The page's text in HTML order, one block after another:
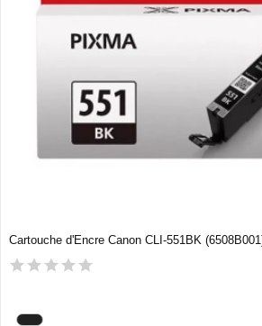
Cartouche d'Encre Canon CLI-551BK